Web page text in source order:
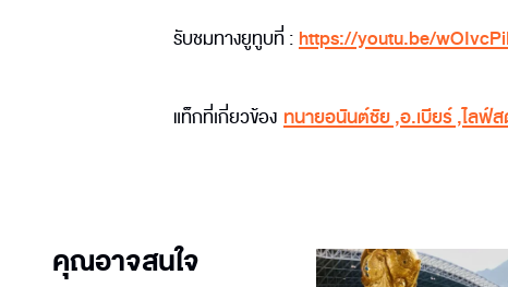
รับชมทางยูทูบที่ : https://youtu.be/
แท็กที่เกี่ยวข้อง ทนายอนันต์ชัย,อ.เบียร์,ไลฟ์
คุณอาจสนใจ